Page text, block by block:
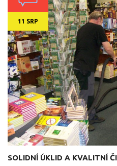
11 SRP
SOLIDNÍ ÚKLID A KVALITNÍ